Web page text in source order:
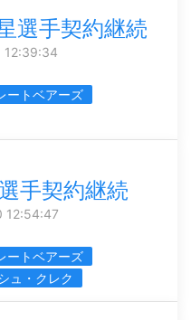
選手契約継続
12:39:34
ートベアーズ
手契約継続
12:54:47
ートベアーズ
ュ・クレク